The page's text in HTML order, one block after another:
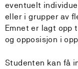
eventuelt
eller i grupper av
Emnet er lagt opp
og opposisjon i
Studenten kan få